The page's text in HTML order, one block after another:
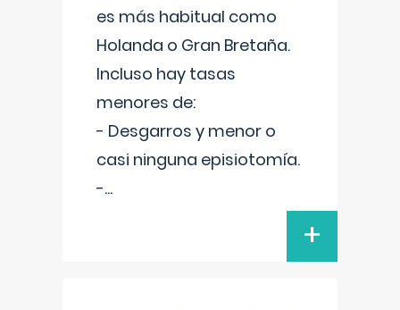
es más habitual como
Holanda o Gran Bretaña.
Incluso hay tasas
menores de:
- Desgarros y menor o
casi ninguna episiotomía.
-...
+